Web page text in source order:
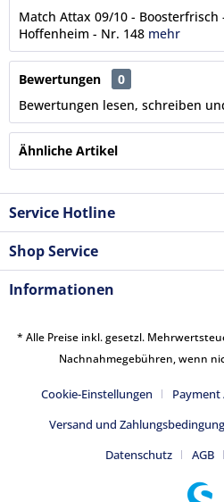
Match Attax 09/10 - Boosterfrisch -
Hoffenheim - Nr. 148 mehr
Bewertungen
0
Bewertungen lesen, schreiben
Ähnliche Artikel
Service Hotline
Shop Service
Informationen
* Alle Preise inkl. gesetzl.
Nachnahmegebühren, wenn
Cookie-Einstellungen Payment
Versand und
Datenschutz
AGB